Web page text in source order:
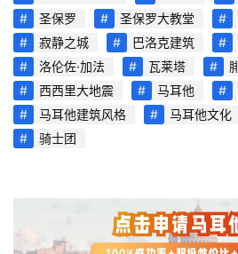
圣保罗
圣保罗大教堂
寂静之城
巴洛克建筑
洛伦佐·加法
瓦莱塔
西西里大地震
马耳他
马耳他建筑风格
马耳他文化
骑士团